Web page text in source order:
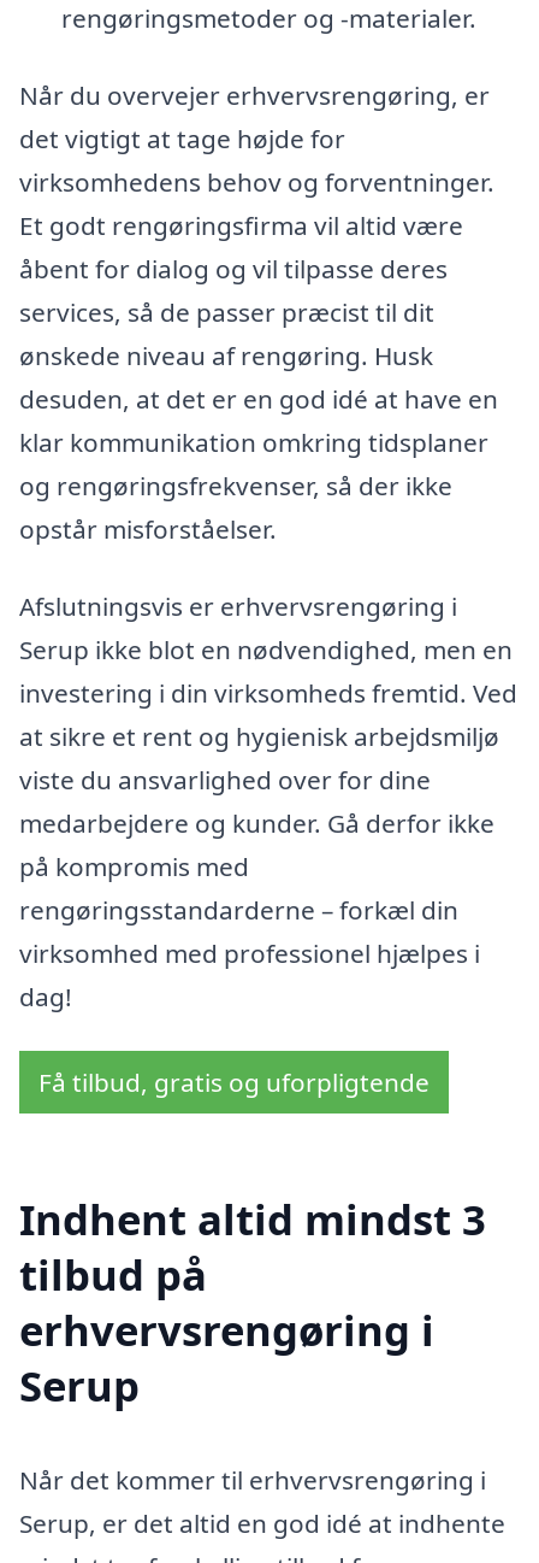
rengøringsmetoder og -materialer.
Når du overvejer erhvervsrengøring, er
det vigtigt at tage højde for
virksomhedens behov og forventninger.
Et godt rengøringsfirma vil altid være
åbent for dialog og vil tilpasse deres
services, så de passer præcist til dit
ønskede niveau af rengøring. Husk
desuden, at det er en god idé at have en
klar kommunikation omkring tidsplaner
og rengøringsfrekvenser, så der ikke
opstår misforståelser.
Afslutningsvis er erhvervsrengøring i
Serup ikke blot en nødvendighed, men en
investering i din virksomheds fremtid. Ved
at sikre et rent og hygienisk arbejdsmiljø
viste du ansvarlighed over for dine
medarbejdere og kunder. Gå derfor ikke
på kompromis med
rengøringsstandarderne – forkæl din
virksomhed med professionel hjælpes i
dag!
Få tilbud, gratis og uforpligtende
Indhent altid mindst 3
tilbud på
erhvervsrengøring i
Serup
Når det kommer til erhvervsrengøring i
Serup, er det altid en god idé at indhente